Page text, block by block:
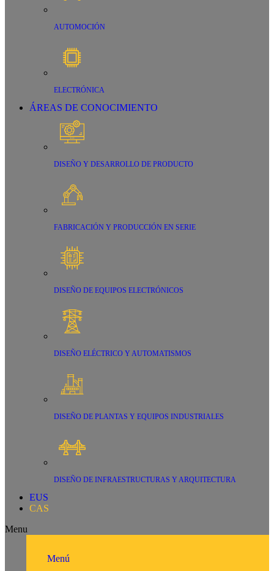
AUTOMOCIÓN
ELECTRÓNICA
ÁREAS DE CONOCIMIENTO
DISEÑO Y DESARROLLO DE PRODUCTO
FABRICACIÓN Y PRODUCCIÓN EN SERIE
DISEÑO DE EQUIPOS ELECTRÓNICOS
DISEÑO ELÉCTRICO Y AUTOMATISMOS
DISEÑO DE PLANTAS Y EQUIPOS INDUSTRIALES
DISEÑO DE INFRAESTRUCTURAS Y ARQUITECTURA
EUS
CAS
Menu
Menú